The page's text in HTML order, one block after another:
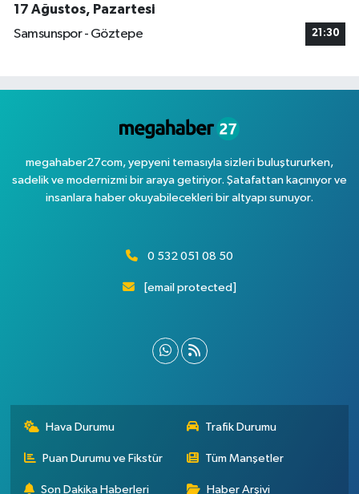
17 Ağustos, Pazartesi
Samsunspor - Göztepe
21:30
megahaber27com, yepyeni temasıyla sizleri buluştururken,
sadelik ve modernizmi bir araya getiriyor. Şatafattan kaçınıyor ve
insanlara haber okuyabilecekleri bir altyapı sunuyor.
0 532 051 08 50
[email protected]
Hava Durumu Trafik Durumu
Puan Durumu ve Fikstür Tüm Manşetler
Son Dakika Haberleri Haber Arşivi